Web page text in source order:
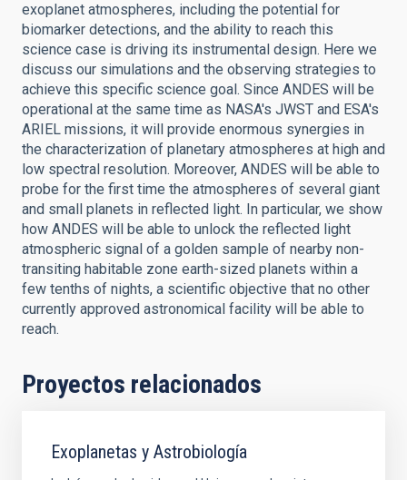
exoplanet atmospheres, including the potential for
biomarker detections, and the ability to reach this
science case is driving its instrumental design. Here we
discuss our simulations and the observing strategies to
achieve this specific science goal. Since ANDES will be
operational at the same time as NASA's JWST and ESA's
ARIEL missions, it will provide enormous synergies in
the characterization of planetary atmospheres at high and
low spectral resolution. Moreover, ANDES will be able to
probe for the first time the atmospheres of several giant
and small planets in reflected light. In particular, we show
how ANDES will be able to unlock the reflected light
atmospheric signal of a golden sample of nearby non-
transiting habitable zone earth-sized planets within a
few tenths of nights, a scientific objective that no other
currently approved astronomical facility will be able to
reach.
Proyectos relacionados
Exoplanetas y Astrobiología